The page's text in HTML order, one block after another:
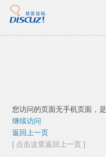
您访问的页面无手机页面，
继续访问
返回上一页
[ 点击这里返回上一页 ]